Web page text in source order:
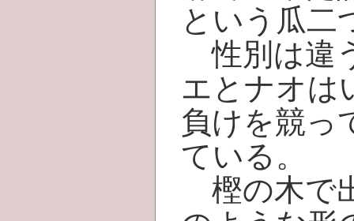
という瓜二
性別は違
エとナオは
負けを競っ
ている。
樫の木で